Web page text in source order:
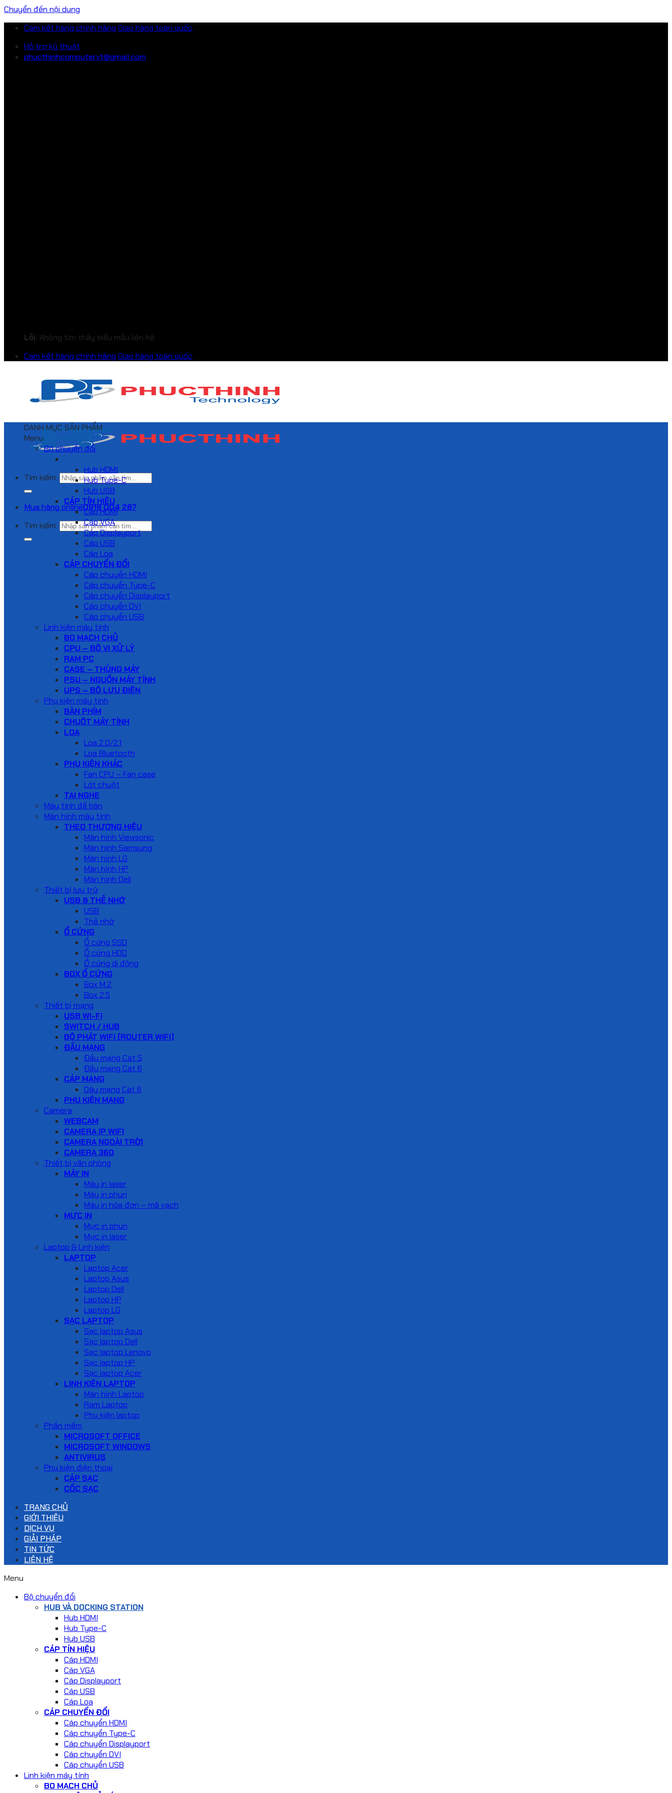
Chuyển đến nội dung
Cam kết hàng chính hãng Giao hàng toàn quốc
Hỗ trợ kỹ thuật
phucthinhcomputervt@gmail.com
Lỗi: Không tìm thấy biểu mẫu liên hệ.
Cam kết hàng chính hãng Giao hàng toàn quốc
Tìm kiếm:
Mua hàng online0918 004 287
Tìm kiếm:
DANH MỤC SẢN PHẨM
Menu
Bộ chuyển đổi
Hub HDMI
Hub Type-C
Hub USB
CÁP TÍN HIỆU
Cáp HDMI
Cáp VGA
Cáp Displayport
Cáp USB
Cáp Loa
CÁP CHUYỂN ĐỔI
Cáp chuyển HDMI
Cáp chuyển Type-C
Cáp chuyển Displayport
Cáp chuyển DVI
Cáp chuyển USB
Linh kiện máy tính
BO MẠCH CHỦ
CPU – BỘ VI XỬ LÝ
RAM PC
CASE – THÙNG MÁY
PSU – NGUỒN MÁY TÍNH
UPS – BỘ LƯU ĐIỆN
Phụ kiện máy tính
BÀN PHÍM
CHUỘT MÁY TÍNH
LOA
Loa 2.0/2.1
Loa Bluetooth
PHỤ KIỆN KHÁC
Fan CPU – Fan case
Lót chuột
TAI NGHE
Máy tính để bàn
Màn hình máy tính
THEO THƯƠNG HIỆU
Màn hình Viewsonic
Màn hình Samsung
Màn hình LG
Màn hình HP
Màn hình Dell
Thiết bị lưu trữ
USB & THẺ NHỚ
USB
Thẻ nhớ
Ổ CỨNG
Ổ cứng SSD
Ổ cứng HDD
Ổ cứng di động
BOX Ổ CỨNG
Box M.2
Box 2.5
Thiết bị mạng
USB WI-FI
SWITCH / HUB
BỘ PHÁT WIFI (ROUTER WIFI)
ĐẦU MẠNG
Đầu mạng Cat 5
Đầu mạng Cat 6
CÁP MẠNG
Dây mạng Cat 6
PHỤ KIỆN MẠNG
Camera
WEBCAM
CAMERA IP WIFI
CAMERA NGOÀI TRỜI
CAMERA 360
Thiết bị văn phòng
MÁY IN
Máy in laser
Máy in phun
Máy in hóa đơn – mã vạch
MỰC IN
Mực in phun
Mực in laser
Laptop & Linh kiện
LAPTOP
Laptop Acer
Laptop Asus
Laptop Dell
Laptop HP
Laptop LG
SẠC LAPTOP
Sạc laptop Asus
Sạc laptop Dell
Sạc laptop Lenovo
Sạc laptop HP
Sạc laptop Acer
LINH KIỆN LAPTOP
Màn hình Laptop
Ram Laptop
Phụ kiện laptop
Phần mềm
MICROSOFT OFFICE
MICROSOFT WINDOWS
ANTIVIRUS
Phụ kiện điện thoại
CÁP SẠC
CỐC SẠC
TRANG CHỦ
GIỚI THIỆU
DỊCH VỤ
GIẢI PHÁP
TIN TỨC
LIÊN HỆ
Menu
Bộ chuyển đổi
HUB VÀ DOCKING STATION
Hub HDMI
Hub Type-C
Hub USB
CÁP TÍN HIỆU
Cáp HDMI
Cáp VGA
Cáp Displayport
Cáp USB
Cáp Loa
CÁP CHUYỂN ĐỔI
Cáp chuyển HDMI
Cáp chuyển Type-C
Cáp chuyển Displayport
Cáp chuyển DVI
Cáp chuyển USB
Linh kiện máy tính
BO MẠCH CHỦ